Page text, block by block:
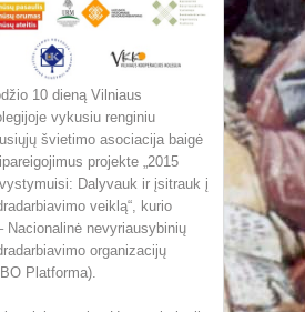
10 dieną Vilniaus
vykusiu renginiu
švietimo asociacija baigė
projekte „2015
Dalyvauk ir įsitrauk į
veiklą“, kurio
Nacionalinė nevyriausybinių
organizacijų
Platforma).